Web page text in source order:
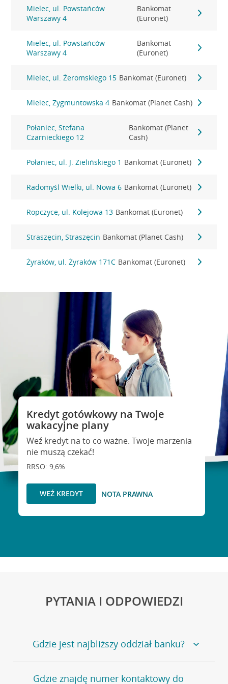
Mielec, ul. Powstańców
Warszawy 4
Bankomat
(Euronet)
Mielec, ul. Powstańców
Warszawy 4
Bankomat
(Euronet)
Mielec, ul. Żeromskiego 15 Bankomat (Euronet)
Mielec, Zygmuntowska 4 Bankomat (Planet Cash)
Połaniec, Stefana
Czarnieckiego 12
Bankomat (Planet
Cash)
Połaniec, ul. J. Zielińskiego 1 Bankomat (Euronet)
Radomyśl Wielki, ul. Nowa 6 Bankomat (Euronet)
Ropczyce, ul. Kolejowa 13 Bankomat (Euronet)
Straszęcin, Straszęcin Bankomat (Planet Cash)
Żyraków, ul. Żyraków 171C Bankomat (Euronet)
Kredyt gotówkowy na Twoje
wakacyjne plany
Weź kredyt na to co ważne. Twoje marzenia
nie muszą czekać!
RRSO: 9,6%
WEŹ KREDYT NOTA PRAWNA
PYTANIA I ODPOWIEDZI
Gdzie jest najbliższy oddział banku?
Jeśli szukasz oddziału naszego banku, zapraszamy na
Gdzie znajdę numer kontaktowy do